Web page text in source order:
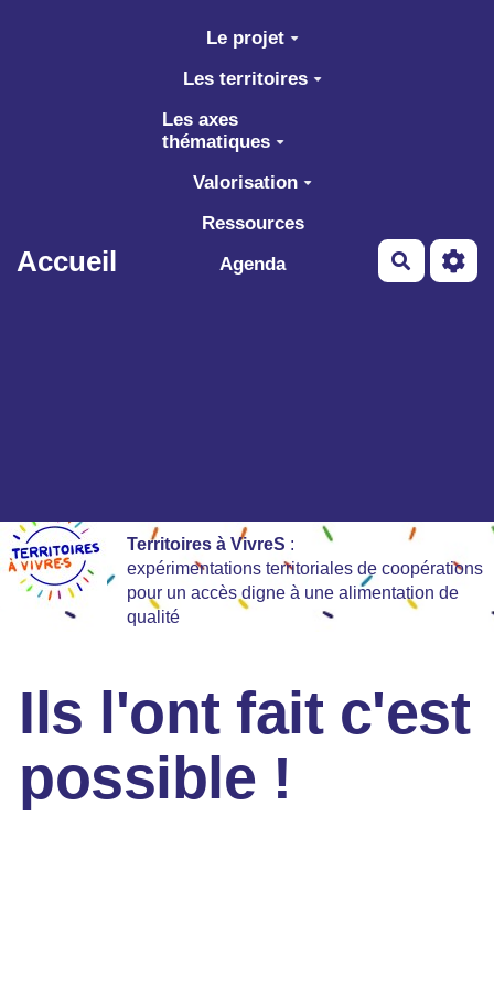
Aller au contenu principal
Accueil
Le projet
Les territoires
Les axes
thématiques
Valorisation
Ressources
Agenda
Territoires à VivreS :
expérimentations territoriales de coopérations
pour un accès digne à une alimentation de
qualité
Ils l'ont fait c'est
possible !